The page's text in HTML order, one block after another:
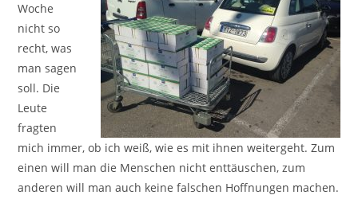
Woche
nicht so
recht, was
man sagen
soll. Die
Leute
fragten
mich immer, ob ich weiß, wie es mit ihnen weitergeht. Zum
einen will man die Menschen nicht enttäuschen, zum
anderen will man auch keine falschen Hoffnungen machen.